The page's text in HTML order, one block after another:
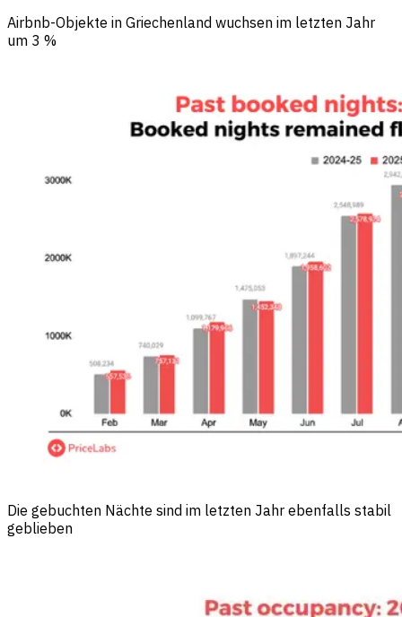
Airbnb-Objekte in Griechenland wuchsen im letzten Jahr
um 3 %
Die gebuchten Nächte sind im letzten Jahr ebenfalls stabil
geblieben